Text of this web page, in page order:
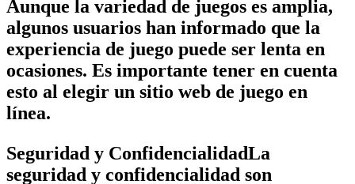
Aunque la variedad de juegos es amplia,
algunos usuarios han informado que la
experiencia de juego puede ser lenta en
ocasiones. Es importante tener en cuenta
esto al elegir un sitio web de juego en
línea.
Seguridad y ConfidencialidadLa
seguridad y confidencialidad son